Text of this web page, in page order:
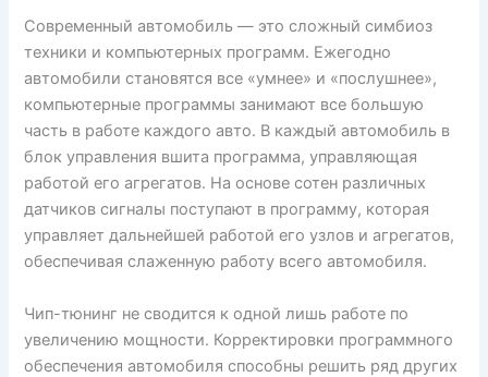
Современный автомобиль — это сложный симбиоз
техники и компьютерных программ. Ежегодно
автомобили становятся все «умнее» и «послушнее»,
компьютерные программы занимают все большую
часть в работе каждого авто. В каждый автомобиль в
блок управления вшита программа, управляющая
работой его агрегатов. На основе сотен различных
датчиков сигналы поступают в программу, которая
управляет дальнейшей работой его узлов и агрегатов,
обеспечивая слаженную работу всего автомобиля.
Чип-тюнинг не сводится к одной лишь работе по
увеличению мощности. Корректировки программного
обеспечения автомобиля способны решить ряд других